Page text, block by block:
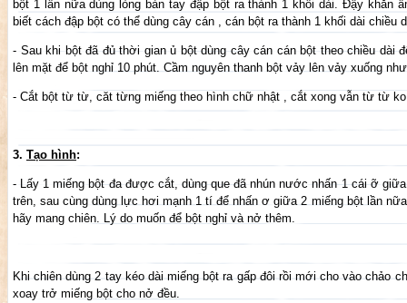
bột 1 lần nữa dùng lòng bàn tay đập bột ra thành 1 khối dài. Đậy khăn
biết cách đập bột có thể dùng cây cán , cán bột ra thành 1 khối dài chiều
- Sau khi bột đã đủ thời gian ủ bột dùng cây cán cán bột theo chiều dài
lên mặt để bột nghỉ 10 phút. Cầm nguyên thanh bột vảy lên vảy xuống
- Cắt bột từ từ, căt từng miếng theo hình chữ nhật , cắt xong vẫn từ từ
3. Tạo hình:
- Lấy 1 miếng bột đa được cắt, dùng que đã nhún nước nhấn 1 cái ỡ
trên, sau cùng dùng lực hơi mạnh 1 tí để nhấn ơ giữa 2 miếng bột lần
hãy mang chiên. Lý do muốn để bột nghỉ và nở thêm.
Khi chiên dùng 2 tay kéo dài miếng bột ra gấp đôi rồi mới cho vào chảo
xoay trở miếng bột cho nở đều.